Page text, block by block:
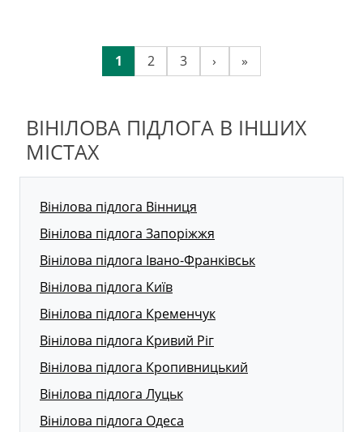
1 2 3 › »
ВІНІЛОВА ПІДЛОГА В ІНШИХ
МІСТАХ
Вінілова підлога Вінниця
Вінілова підлога Запоріжжя
Вінілова підлога Івано-Франківськ
Вінілова підлога Київ
Вінілова підлога Кременчук
Вінілова підлога Кривий Ріг
Вінілова підлога Кропивницький
Вінілова підлога Луцьк
Вінілова підлога Одеса